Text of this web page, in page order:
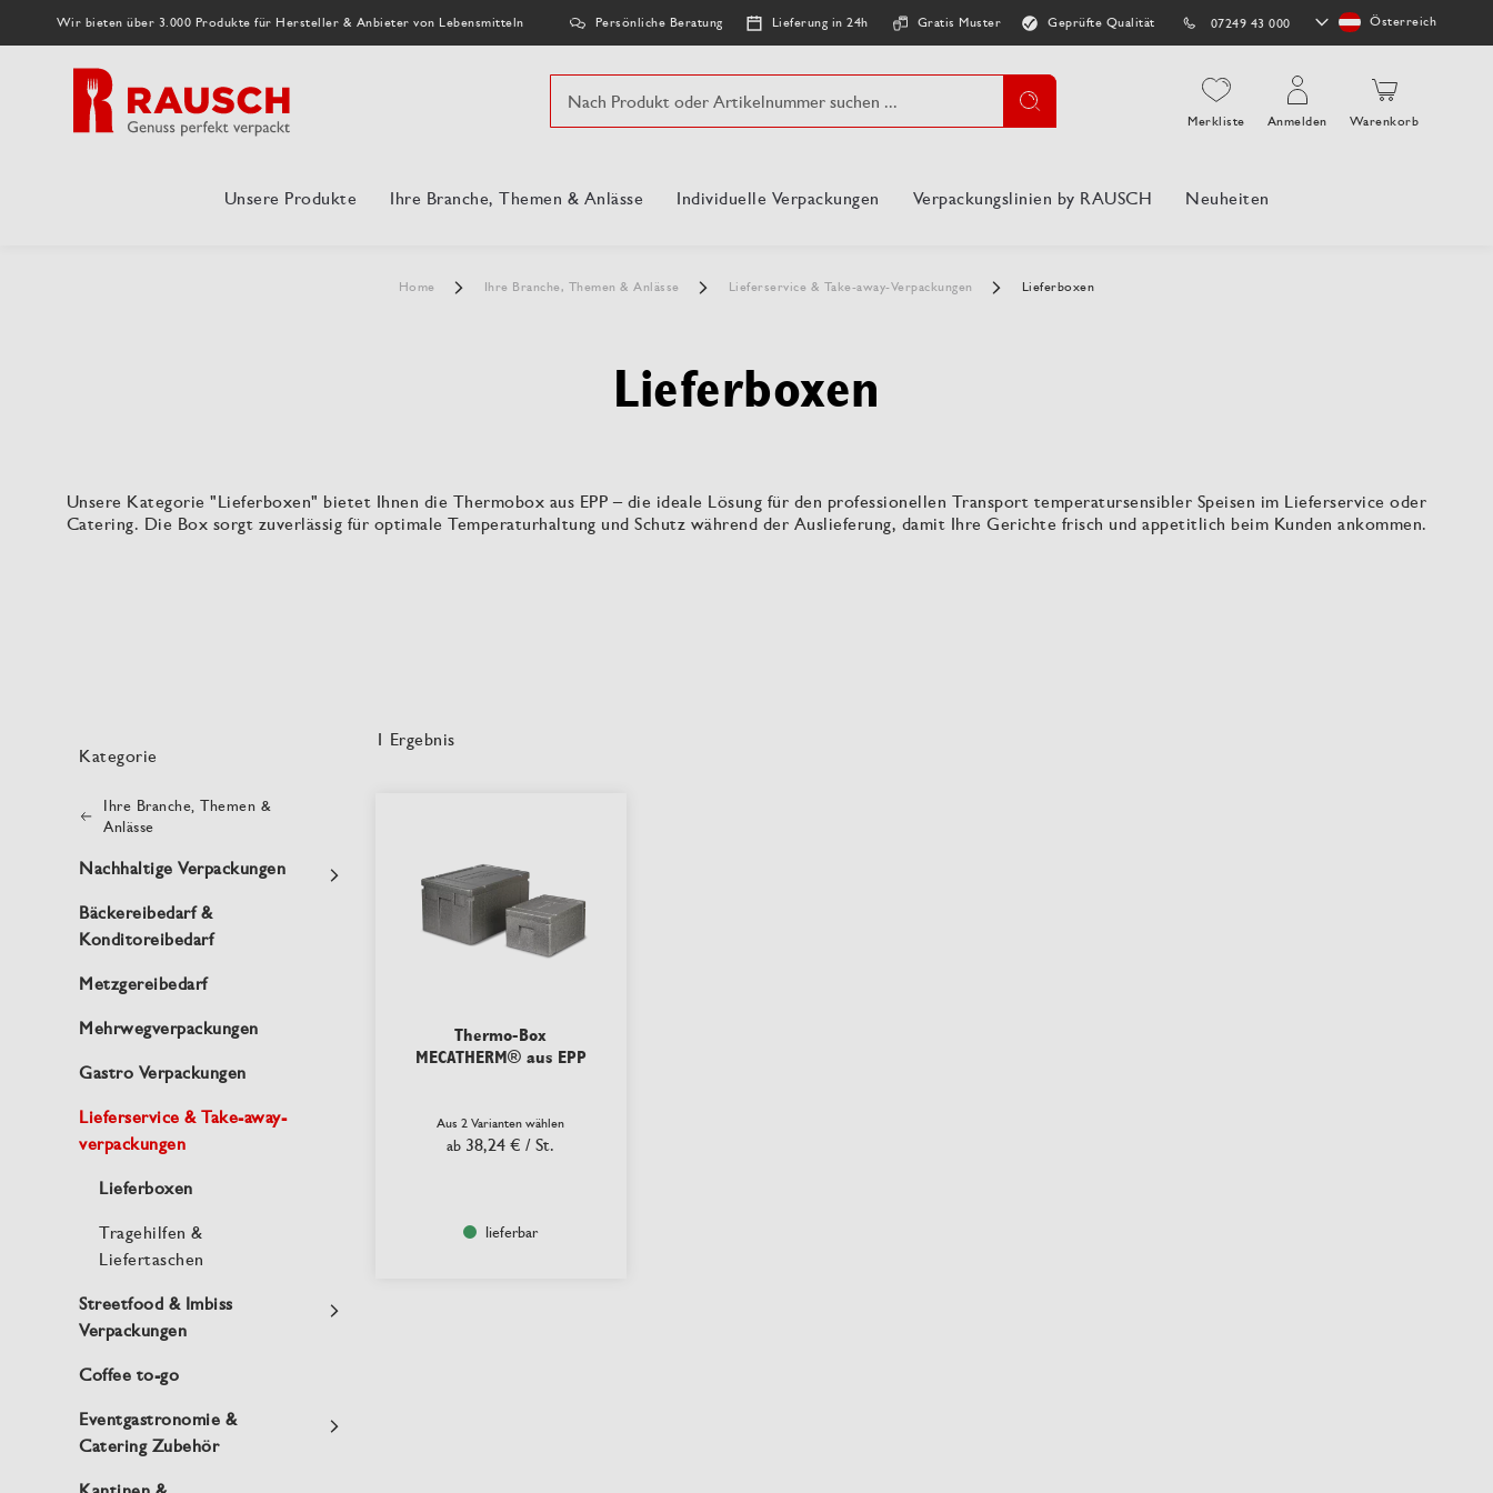
Wir bieten über 3.000 Produkte für Hersteller & Anbieter von Lebensmitteln Persönliche Beratung Lieferung in 24h Gratis Muster Geprüfte Qualität 07249 43 000
Store
auswählen
Österreich
Suche
Merkliste Anmelden Warenkorb
Unsere Produkte Ihre Branche, Themen & Anlässe Individuelle Verpackungen Verpackungslinien by RAUSCH Neuheiten
Home Ihre Branche, Themen & Anlässe Lieferservice & Take-away-Verpackungen Lieferboxen
Lieferboxen
Unsere Kategorie "Lieferboxen" bietet Ihnen die Thermobox aus EPP – die ideale Lösung für den professionellen Transport temperatursensibler Speisen im Lieferservice oder
Catering. Die Box sorgt zuverlässig für optimale Temperaturhaltung und Schutz während der Auslieferung, damit Ihre Gerichte frisch und appetitlich beim Kunden ankommen.
1 Ergebnis
Thermo-Box
MECATHERM® aus EPP
Aus 2 Varianten wählen
ab 38,24 € / St.
lieferbar
Kategorie
Ihre Branche, Themen &
Anlässe
Nachhaltige Verpackungen
Bäckereibedarf &
Konditoreibedarf
Metzgereibedarf
Mehrwegverpackungen
Gastro Verpackungen
Lieferservice & Take-away-
verpackungen
Lieferboxen
Tragehilfen &
Liefertaschen
Streetfood & Imbiss
Verpackungen
Coffee to-go
Eventgastronomie &
Catering Zubehör